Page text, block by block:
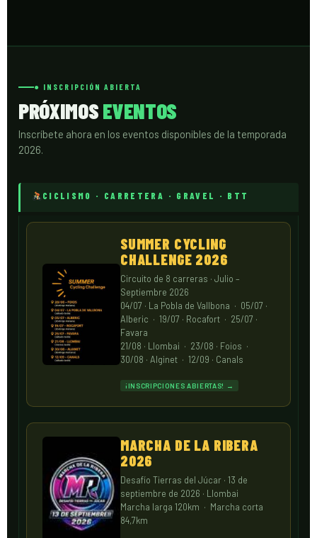
● INSCRIPCIÓN ABIERTA
PRÓXIMOSEVENTOS
Inscríbete ahora en los eventos disponibles de la temporada
2026.
CICLISMO · CARRETERA · GRAVEL · BTT
SUMMER CYCLING
CHALLENGE 2026
Circuito de 8 carreras · Julio –
Septiembre 2026
04/07 · La Pobla de Vallbona · 05/07 ·
Alberic · 19/07 · Rocafort · 25/07 ·
Favara
21/08 · Llombai · 23/08 · Foios ·
30/08 · Alginet · 12/09 · Canals
¡INSCRIPCIONES ABIERTAS! →
MARCHA DE LA RIBERA
2026
Desafío Tierras del Júcar · 13 de
septiembre de 2026 · Llombai
Marcha larga 120km · Marcha corta
84,7km